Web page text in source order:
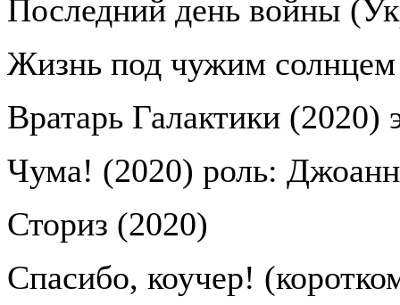
Последний день войны
Жизнь под чужим
Вратарь Галактики (2020)
Чума! (2020) роль:
Сториз (2020)
Спасибо, коучер!